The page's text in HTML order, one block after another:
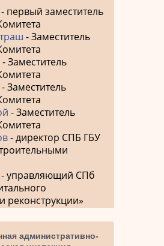
- первый заместитель
- Заместитель
- Заместитель
- Заместитель
- Заместитель
- директор СПБ ГБУ
- управляющий СПб
реконструкции»
административно-